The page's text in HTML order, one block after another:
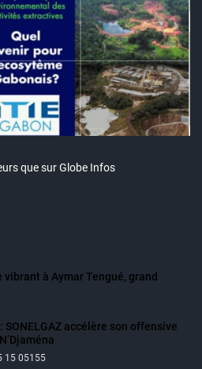
que sur Globe Infos
à Aymar Tengué, grand
SONELGAZ accélère son offensive
15 05155